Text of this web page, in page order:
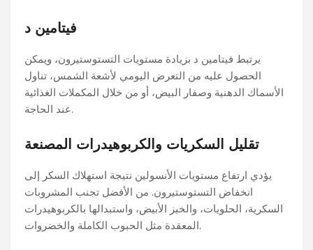
فيتامين د
يرتبط فيتامين د بزيادة مستويات التستوستيرون، ويمكن
الحصول عليه من التعرض اليومي لأشعة الشمس، تناول
الأسماك الدهنية وصفار البيض، أو من خلال المكملات الغذائية
عند الحاجة.
تقليل السكريات والكربوهيدرات المصنعة
يؤدي ارتفاع مستويات الأنسولين نتيجة استهلاك السكر إلى
انخفاض التستوستيرون. من الأفضل تجنب المشروبات
السكرية، الحلويات، والخبز الأبيض، واستبدالها بالكربوهيدرات
المعقدة مثل الحبوب الكاملة والخضروات.